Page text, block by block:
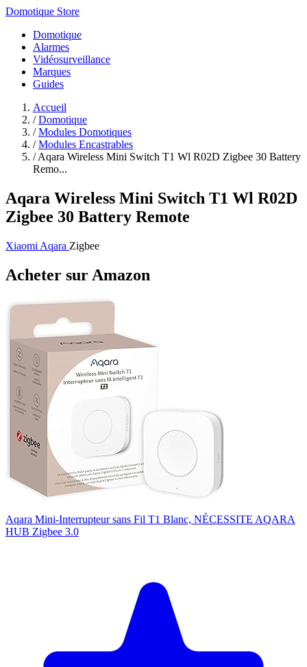
Domotique Store
Domotique
Alarmes
Vidéosurveillance
Marques
Guides
Accueil
/ Domotique
/ Modules Domotiques
/ Modules Encastrables
/ Aqara Wireless Mini Switch T1 Wl R02D Zigbee 30 Battery
Remo...
Aqara Wireless Mini Switch T1 Wl R02D
Zigbee 30 Battery Remote
Xiaomi Aqara Zigbee
Acheter sur Amazon
Aqara Mini-Interrupteur sans Fil T1 Blanc, NÉCESSITE AQARA
HUB Zigbee 3.0